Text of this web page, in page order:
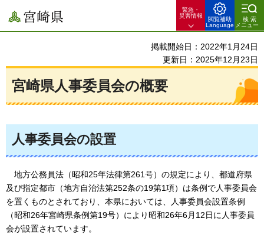
宮崎県
緊急・
災害情報
閲覧補助
Language
検索
メニュー
掲載開始日：2022年1月24日
更新日：2025年12月23日
宮崎県人事委員会の概要
人事委員会の設置
地方公務員法（昭和25年法律第261号）の規定により、都道府県
及び指定都市（地方自治法第252条の19第1項）は条例で人事委員会
を置くものとされており、本県においては、人事委員会設置条例
（昭和26年宮崎県条例第19号）により昭和26年6月12日に人事委員
会が設置されています。